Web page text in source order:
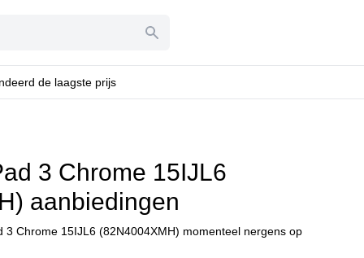
de laagste prijs
3 Chrome 15IJL6
aanbiedingen
3 Chrome 15IJL6 (82N4004XMH) momenteel nergens op